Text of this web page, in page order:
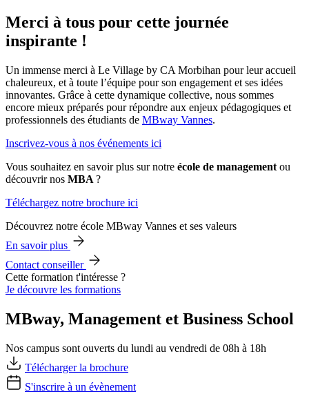
Merci à tous pour cette journée
inspirante !
Un immense merci à Le Village by CA Morbihan pour leur accueil
chaleureux, et à toute l’équipe pour son engagement et ses idées
innovantes. Grâce à cette dynamique collective, nous sommes
encore mieux préparés pour répondre aux enjeux pédagogiques et
professionnels des étudiants de MBway Vannes.
Inscrivez-vous à nos événements ici
Vous souhaitez en savoir plus sur notre école de management ou
découvrir nos MBA ?
Téléchargez notre brochure ici
Découvrez notre école MBway Vannes et ses valeurs
En savoir plus
Contact conseiller
Cette formation t'intéresse ?
Je découvre les formations
MBway, Management et Business School
Nos campus sont ouverts du lundi au vendredi de 08h à 18h
Télécharger la brochure
S'inscrire à un évènement